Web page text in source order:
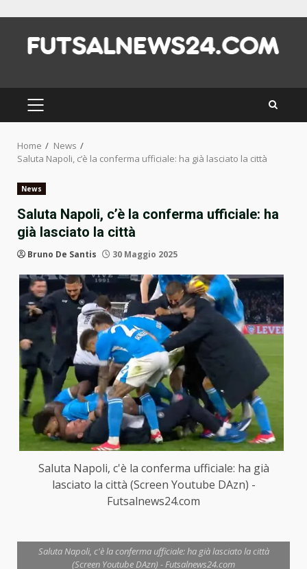
content
PRIMARY
MENU
Home
News
Saluta Napoli, c’è la conferma ufficiale: ha già lasciato la città
News
Saluta Napoli, c’è la conferma ufficiale: ha
già lasciato la città
Bruno De Santis 30 Maggio 2025
Saluta Napoli, c'è la conferma ufficiale: ha già
lasciato la città (Screen Youtube DAzn) -
Futsalnews24.com
Saluta Napoli, c'è la conferma ufficiale: ha già lasciato la città
(Screen Youtube DAzn) - Futsalnews24.com